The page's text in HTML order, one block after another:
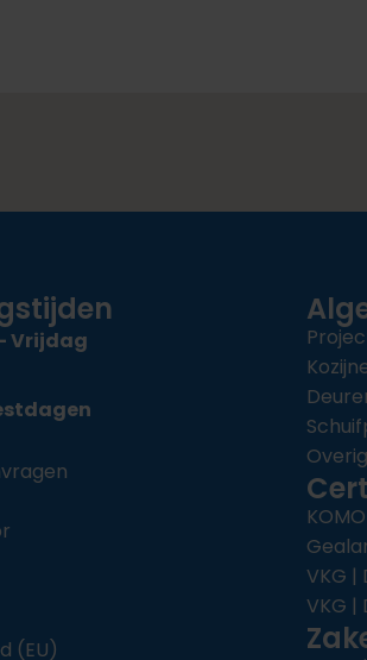
Vrijdag
(EU)
VKG |
VKG |